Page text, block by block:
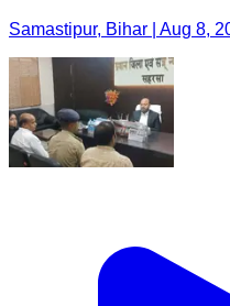
Samastipur, Bihar | Aug 8,